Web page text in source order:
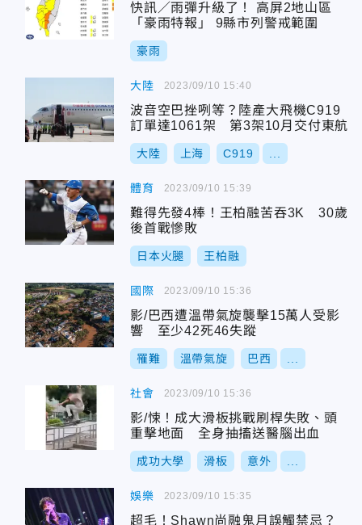
快訊／雨彈升級了！ 高屏2地山區
「豪雨特報」 9縣市列警戒範圍
豪雨
大陸
波音空巴挫咧等？陸產大飛機C919
訂單達1061架 第3架10月交付東航
大陸 上海 C919
2023/09/10 15:40
體育
難得先發4棒！王柏融苦吞3K 30歲
後首戰慘敗
日本火腿 王柏融
2023/09/10 15:39
國際
影/巴西遭溫帶氣旋襲擊15萬人受影
響 至少42死46失蹤
罹難 溫帶氣旋 巴西
2023/09/10 15:36
社會
影/悚！成大滑板挑戰刷桿失敗、頭
重擊地面 全身抽搐送醫腦出血
成功大學 滑板 意外
2023/09/10 15:36
娛樂
超毛！Shawn尚融鬼月誤觸禁忌？
2023/09/10 15:35